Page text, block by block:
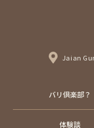
Jaian
バリ倶楽部？
体験談